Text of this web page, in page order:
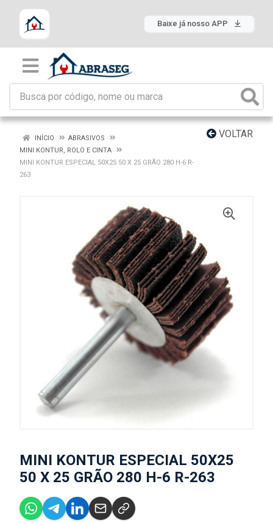
Baixe já nosso APP
VOLTAR
INÍCIO
ABRASIVOS
MINI KONTUR, ROLO E CINTA
MINI KONTUR ESPECIAL 50X25 50 X 25 GRÃO 280 H-6 R-
263
MINI KONTUR ESPECIAL 50X25
50 X 25 GRÃO 280 H-6 R-263